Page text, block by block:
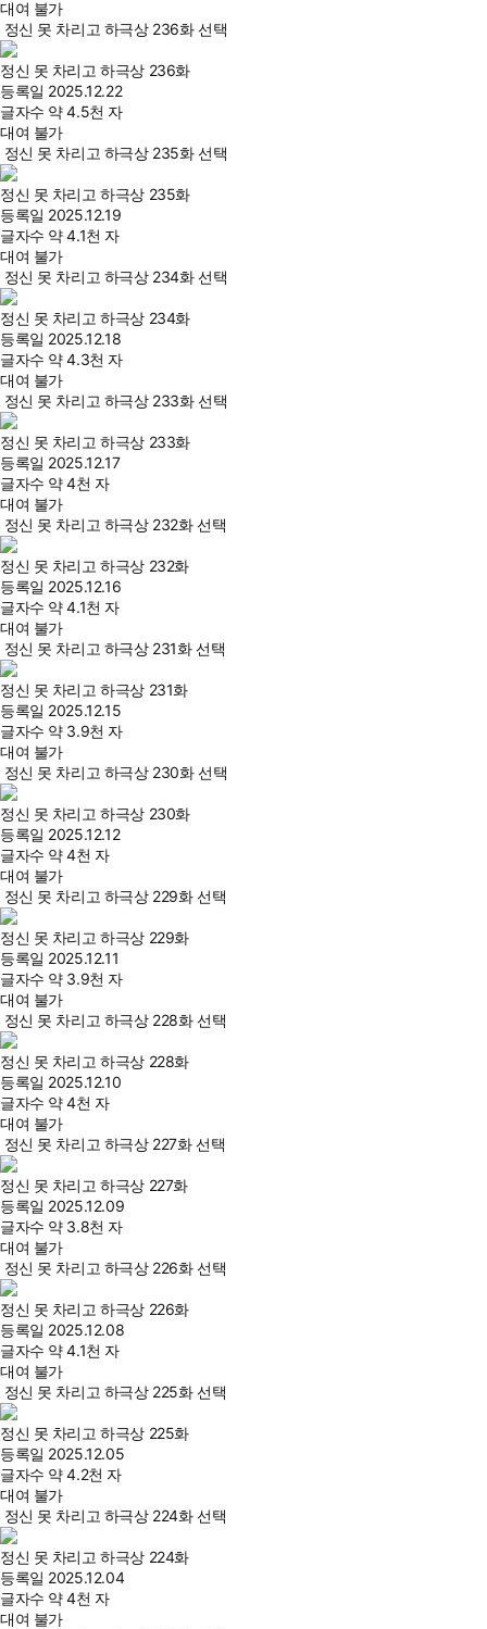
대여 불가
정신 못 차리고 하극상 236화 선택
정신 못 차리고 하극상 236화
등록일 2025.12.22
글자수 약 4.5천 자
대여 불가
정신 못 차리고 하극상 235화 선택
정신 못 차리고 하극상 235화
등록일 2025.12.19
글자수 약 4.1천 자
대여 불가
정신 못 차리고 하극상 234화 선택
정신 못 차리고 하극상 234화
등록일 2025.12.18
글자수 약 4.3천 자
대여 불가
정신 못 차리고 하극상 233화 선택
정신 못 차리고 하극상 233화
등록일 2025.12.17
글자수 약 4천 자
대여 불가
정신 못 차리고 하극상 232화 선택
정신 못 차리고 하극상 232화
등록일 2025.12.16
글자수 약 4.1천 자
대여 불가
정신 못 차리고 하극상 231화 선택
정신 못 차리고 하극상 231화
등록일 2025.12.15
글자수 약 3.9천 자
대여 불가
정신 못 차리고 하극상 230화 선택
정신 못 차리고 하극상 230화
등록일 2025.12.12
글자수 약 4천 자
대여 불가
정신 못 차리고 하극상 229화 선택
정신 못 차리고 하극상 229화
등록일 2025.12.11
글자수 약 3.9천 자
대여 불가
정신 못 차리고 하극상 228화 선택
정신 못 차리고 하극상 228화
등록일 2025.12.10
글자수 약 4천 자
대여 불가
정신 못 차리고 하극상 227화 선택
정신 못 차리고 하극상 227화
등록일 2025.12.09
글자수 약 3.8천 자
대여 불가
정신 못 차리고 하극상 226화 선택
정신 못 차리고 하극상 226화
등록일 2025.12.08
글자수 약 4.1천 자
대여 불가
정신 못 차리고 하극상 225화 선택
정신 못 차리고 하극상 225화
등록일 2025.12.05
글자수 약 4.2천 자
대여 불가
정신 못 차리고 하극상 224화 선택
정신 못 차리고 하극상 224화
등록일 2025.12.04
글자수 약 4천 자
대여 불가